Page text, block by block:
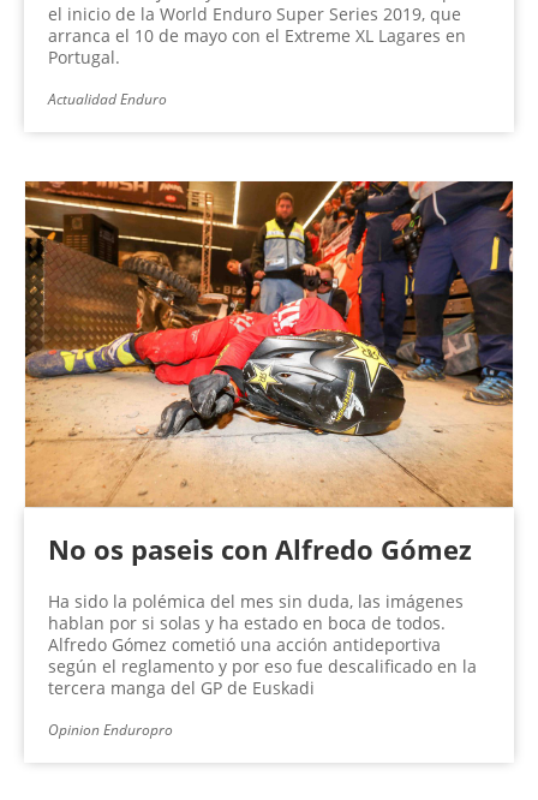
el inicio de la World Enduro Super Series 2019, que
arranca el 10 de mayo con el Extreme XL Lagares en
Portugal.
Actualidad Enduro
No os paseis con Alfredo Gómez
Ha sido la polémica del mes sin duda, las imágenes
hablan por si solas y ha estado en boca de todos.
Alfredo Gómez cometió una acción antideportiva
según el reglamento y por eso fue descalificado en la
tercera manga del GP de Euskadi
Opinion Enduropro